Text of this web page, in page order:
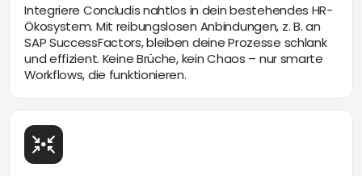
Integriere Concludis nahtlos in dein bestehendes HR-
Ökosystem. Mit reibungslosen Anbindungen, z. B. an
SAP SuccessFactors, bleiben deine Prozesse schlank
und effizient. Keine Brüche, kein Chaos – nur smarte
Workflows, die funktionieren.